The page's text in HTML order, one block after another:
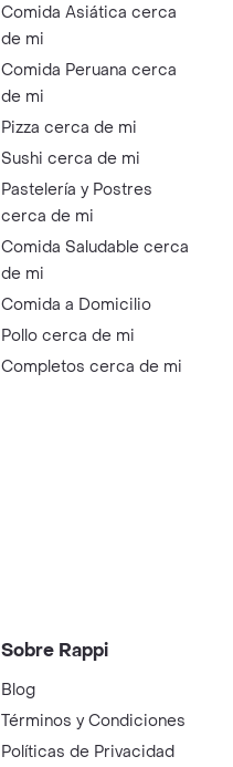
Comida Asiática cerca
de mi
Comida Peruana cerca
de mi
Pizza cerca de mi
Sushi cerca de mi
Pastelería y Postres
cerca de mi
Comida Saludable cerca
de mi
Comida a Domicilio
Pollo cerca de mi
Completos cerca de mi
Sobre Rappi
Blog
Términos y Condiciones
Políticas de Privacidad